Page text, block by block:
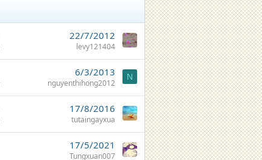
22/7/2012
levy121404
6/3/2013
nguyenthihong2012
N
17/8/2016
tutaingayxua
17/5/2021
Tungxuan007